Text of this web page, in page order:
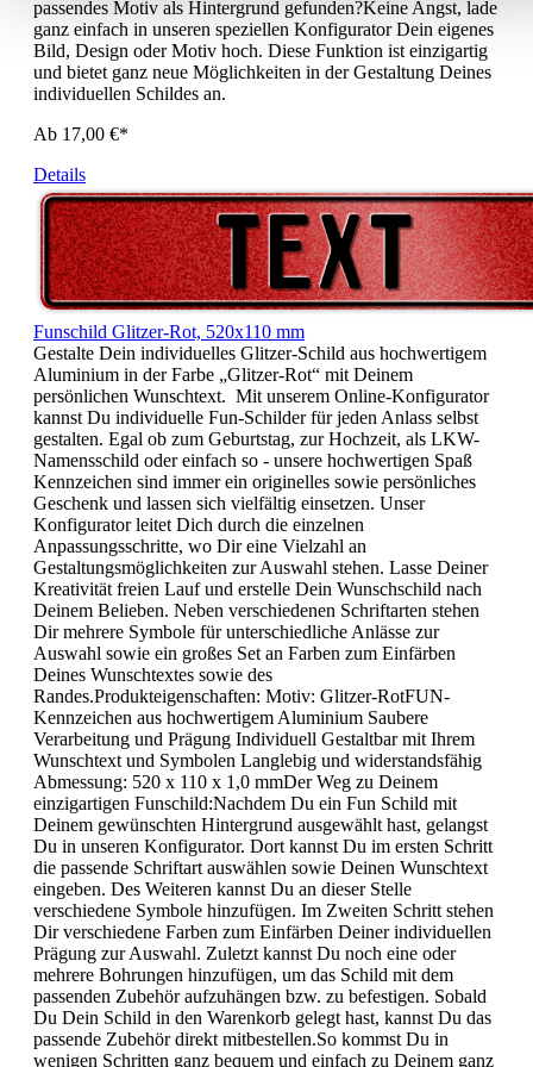
passendes Motiv als Hintergrund gefunden?Keine Angst, lade
ganz einfach in unseren speziellen Konfigurator Dein eigenes
Bild, Design oder Motiv hoch. Diese Funktion ist einzigartig
und bietet ganz neue Möglichkeiten in der Gestaltung Deines
individuellen Schildes an.
Ab 17,00 €*
Details
Funschild Glitzer-Rot, 520x110 mm
Gestalte Dein individuelles Glitzer-Schild aus hochwertigem
Aluminium in der Farbe „Glitzer-Rot“ mit Deinem
persönlichen Wunschtext. Mit unserem Online-Konfigurator
kannst Du individuelle Fun-Schilder für jeden Anlass selbst
gestalten. Egal ob zum Geburtstag, zur Hochzeit, als LKW-
Namensschild oder einfach so - unsere hochwertigen Spaß
Kennzeichen sind immer ein originelles sowie persönliches
Geschenk und lassen sich vielfältig einsetzen. Unser
Konfigurator leitet Dich durch die einzelnen
Anpassungsschritte, wo Dir eine Vielzahl an
Gestaltungsmöglichkeiten zur Auswahl stehen. Lasse Deiner
Kreativität freien Lauf und erstelle Dein Wunschschild nach
Deinem Belieben. Neben verschiedenen Schriftarten stehen
Dir mehrere Symbole für unterschiedliche Anlässe zur
Auswahl sowie ein großes Set an Farben zum Einfärben
Deines Wunschtextes sowie des
Randes.Produkteigenschaften: Motiv: Glitzer-RotFUN-
Kennzeichen aus hochwertigem Aluminium Saubere
Verarbeitung und Prägung Individuell Gestaltbar mit Ihrem
Wunschtext und Symbolen Langlebig und widerstandsfähig
Abmessung: 520 x 110 x 1,0 mmDer Weg zu Deinem
einzigartigen Funschild:Nachdem Du ein Fun Schild mit
Deinem gewünschten Hintergrund ausgewählt hast, gelangst
Du in unseren Konfigurator. Dort kannst Du im ersten Schritt
die passende Schriftart auswählen sowie Deinen Wunschtext
eingeben. Des Weiteren kannst Du an dieser Stelle
verschiedene Symbole hinzufügen. Im Zweiten Schritt stehen
Dir verschiedene Farben zum Einfärben Deiner individuellen
Prägung zur Auswahl. Zuletzt kannst Du noch eine oder
mehrere Bohrungen hinzufügen, um das Schild mit dem
passenden Zubehör aufzuhängen bzw. zu befestigen. Sobald
Du Dein Schild in den Warenkorb gelegt hast, kannst Du das
passende Zubehör direkt mitbestellen.So kommst Du in
wenigen Schritten ganz bequem und einfach zu Deinem ganz